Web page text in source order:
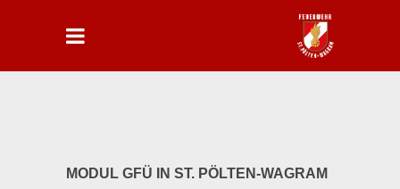
MODUL GFÜ IN ST. PÖLTEN-WAGRAM